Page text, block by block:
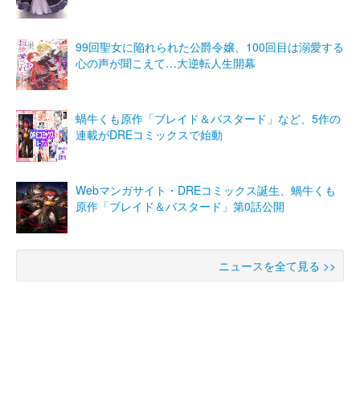
99回聖女に陥れられた公爵令嬢、100回目は溺愛する
心の声が聞こえて…大逆転人生開幕
蝸牛くも原作「ブレイド＆バスタード」など、5作の
連載がDREコミックスで始動
Webマンガサイト・DREコミックス誕生、蝸牛くも
原作「ブレイド＆バスタード」第0話公開
ニュースを全て見る >>